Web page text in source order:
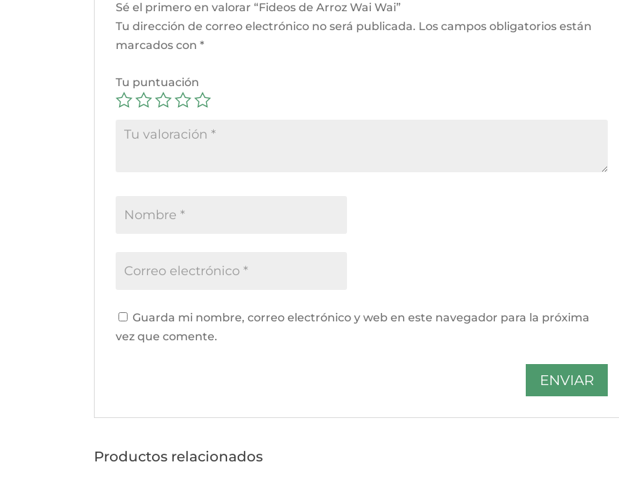
Sé el primero en valorar “Fideos de Arroz Wai Wai”
Tu dirección de correo electrónico no será publicada. Los campos obligatorios están
marcados con*
Tu puntuación
Guarda mi nombre, correo electrónico y web en este navegador para la próxima
vez que comente.
Productos relacionados